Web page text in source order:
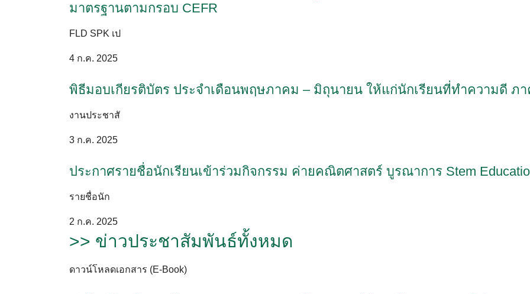
มาตรฐานตามกรอบ CEFR
FLD SPK เป
4 ก.ค. 2025
พิธีมอบเกียรติบัตร ประจำเดือนพฤษภาคม – มิถุนายน ให้แก่นักเรียนที่ทำความดี ภา
งานประชาสั
3 ก.ค. 2025
ประกาศรายชื่อนักเรียนเข้าร่วมกิจกรรม ค่ายคณิตศาสตร์ บูรณาการ Stem
รายชื่อนัก
2 ก.ค. 2025
>> ข่าวประชาสัมพันธ์ทั้งหมด
ดาวน์โหลดเอกสาร (E-Book)